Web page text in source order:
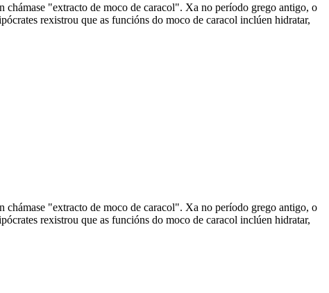
chámase "extracto de moco de caracol". Xa no período grego antigo, o
rexistrou que as funcións do moco de caracol inclúen hidratar,
chámase "extracto de moco de caracol". Xa no período grego antigo, o
rexistrou que as funcións do moco de caracol inclúen hidratar,